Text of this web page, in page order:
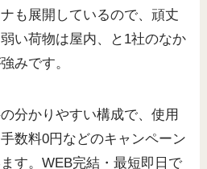
も展開しているので、頑丈
い荷物は屋内、と1社のなか
みです。
分かりやすい構成で、使用
数料0円などのキャンペーン
す。WEB完結・最短即日で